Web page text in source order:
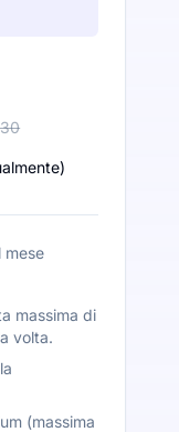
)
mese
massima di
volta.
(massima